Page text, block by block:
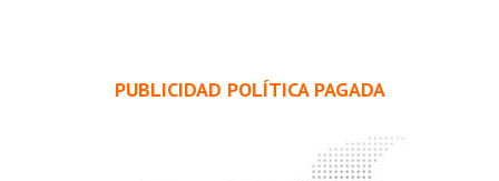
PUBLICIDAD POLÍTICA PAGADA